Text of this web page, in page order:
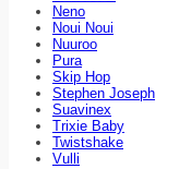
Neno
Noui Noui
Nuuroo
Pura
Skip Hop
Stephen Joseph
Suavinex
Trixie Baby
Twistshake
Vulli